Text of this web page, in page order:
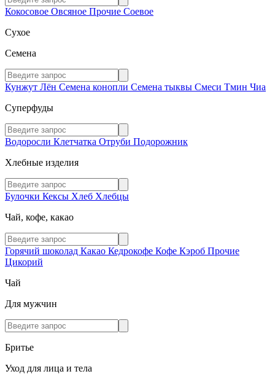
Кокосовое Овсяное Прочие Соевое
Сухое
Семена
Кунжут Лён Семена конопли Семена тыквы Смеси Тмин Чиа
Суперфуды
Водоросли Клетчатка Отруби Подорожник
Хлебные изделия
Булочки Кексы Хлеб Хлебцы
Чай, кофе, какао
Горячий шоколад Какао Кедрокофе Кофе Кэроб Прочие
Цикорий
Чай
Для мужчин
Бритье
Уход для лица и тела